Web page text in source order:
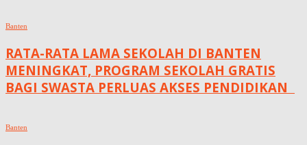
Banten
RATA-RATA LAMA SEKOLAH DI BANTEN
MENINGKAT, ‎PROGRAM SEKOLAH GRATIS
BAGI SWASTA PERLUAS AKSES PENDIDIKAN ‎ ‎
Banten